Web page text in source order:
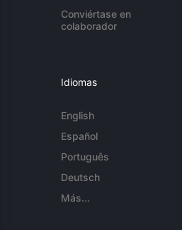
Conviértase en
colaborador
Idiomas
English
Español
Português
Deutsch
Más...